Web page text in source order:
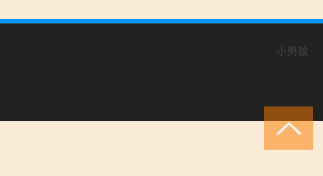
小男孩